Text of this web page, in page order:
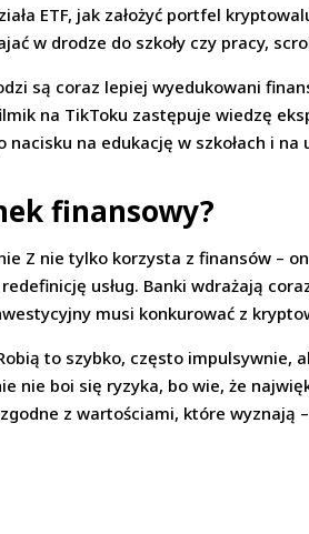
ETF, jak założyć portfel
w drodze do szkoły czy pracy,
są coraz lepiej wyedukowani
na TikToku zastępuje wiedzę
na edukację w szkołach i na
finansowy?
Z nie tylko korzysta z finansów –
usług. Banki wdrażają
musi konkurować z
to szybko, często
nie boi się ryzyka, bo wie, że
z wartościami, które